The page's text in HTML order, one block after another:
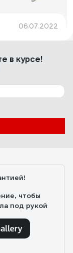
06.07.2022
подходит для
14.03.2022
в курсе!
чтобы
под рукой